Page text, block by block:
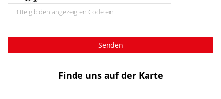
Senden
Finde uns auf der Karte